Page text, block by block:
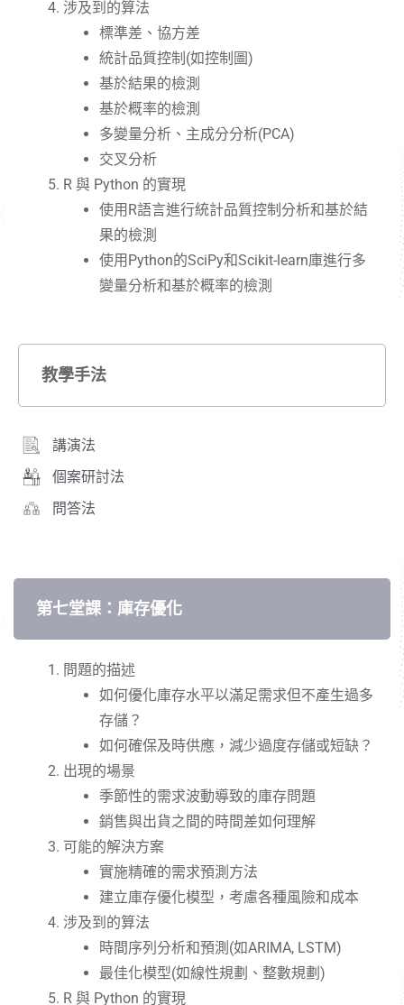
涉及到的算法
標準差、協方差
統計品質控制(如控制圖)
基於結果的檢測
基於概率的檢測
多變量分析、主成分分析(PCA)
交叉分析
R 與 Python 的實現
使用R語言進行統計品質控制分析和基於結
果的檢測
使用Python的SciPy和Scikit-learn庫進行多
變量分析和基於概率的檢測
教學手法
講演法
個案研討法
問答法
第七堂課：庫存優化
問題的描述
如何優化庫存水平以滿足需求但不產生過多
存儲？
如何確保及時供應，減少過度存儲或短缺？
出現的場景
季節性的需求波動導致的庫存問題
銷售與出貨之間的時間差如何理解
可能的解決方案
實施精確的需求預測方法
建立庫存優化模型，考慮各種風險和成本
涉及到的算法
時間序列分析和預測(如ARIMA, LSTM)
最佳化模型(如線性規劃、整數規劃)
R 與 Python 的實現